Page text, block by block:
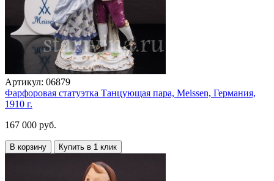
Артикул: 06879
Фарфоровая статуэтка Танцующая пара, Meissen, Германия,
1910 г.
167 000 руб.
В корзину Купить в 1 клик